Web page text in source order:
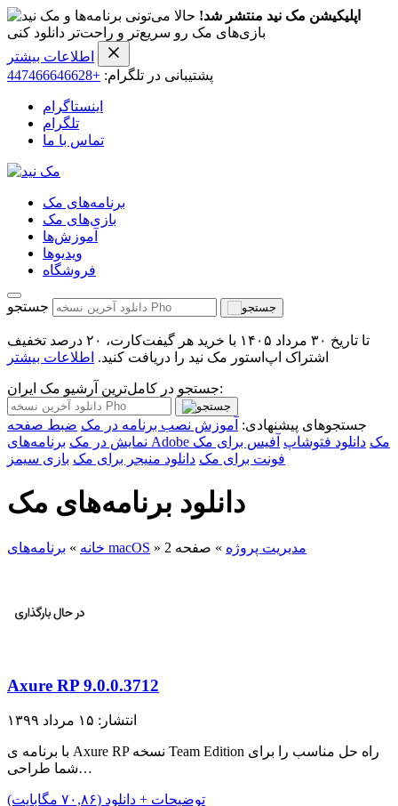
اپلیکیشن مک نید منتشر شد! حالا می‌تونی برنامه‌ها و
بازی‌های مک رو سریع‌تر و راحت‌تر دانلود کنی
اطلاعات بیشتر
پشتیبانی در تلگرام: +447466646628
اینستاگرام
تلگرام
تماس با ما
برنامه‌های مک
بازی‌های مک
آموزش‌ها
ویدیو‌ها
فروشگاه
جستجو
تا تاریخ ۳۰ مرداد ۱۴۰۵ با خرید هر گیفت‌کارت، ۲۰ درصد تخفیف
اشتراک اپ‌استور مک نید را دریافت کنید. اطلاعات بیشتر
جستجو در کامل‌ترین آرشیو مک ایران:
جستجوهای پیشنهادی: آموزش نصب برنامه در مک ضبط صفحه
نمایش در مک
برنامه‌های Adobe مک دانلود فتوشاپ آفیس برای مک
فونت برای مک دانلود منیجر برای مک بازی سیمز
دانلود برنامه‌های مک
خانه » برنامه‌های macOS » مدیریت پروژه » صفحه 2
Axure RP 9.0.0.3712
انتشار: ۱۵ مرداد ۱۳۹۹
با برنامه ی Axure RP نسخه Team Edition راه حل مناسب را برای
شما طراحی…
توضیحات + دانلود (۷۰,۸۶ مگابایت)